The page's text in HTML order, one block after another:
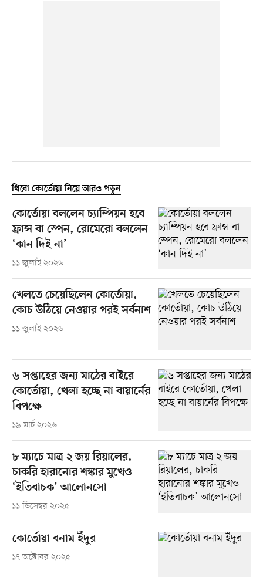
থিবো কোর্তোয়া নিয়ে আরও পড়ুন
কোর্তোয়া বললেন চ্যাম্পিয়ন হবে
ফ্রান্স বা স্পেন, রোমেরো বললেন
‘কান দিই না’
১১ জুলাই ২০২৬
খেলতে চেয়েছিলেন কোর্তোয়া,
কোচ উঠিয়ে নেওয়ার পরই সর্বনাশ
১১ জুলাই ২০২৬
৬ সপ্তাহের জন্য মাঠের বাইরে
কোর্তোয়া, খেলা হচ্ছে না বায়ার্নের
বিপক্ষে
১৯ মার্চ ২০২৬
৮ ম্যাচে মাত্র ২ জয় রিয়ালের,
চাকরি হারানোর শঙ্কার মুখেও
‘ইতিবাচক’ আলোনসো
১১ ডিসেম্বর ২০২৫
কোর্তোয়া বনাম ইঁদুর
১৭ অক্টোবর ২০২৫